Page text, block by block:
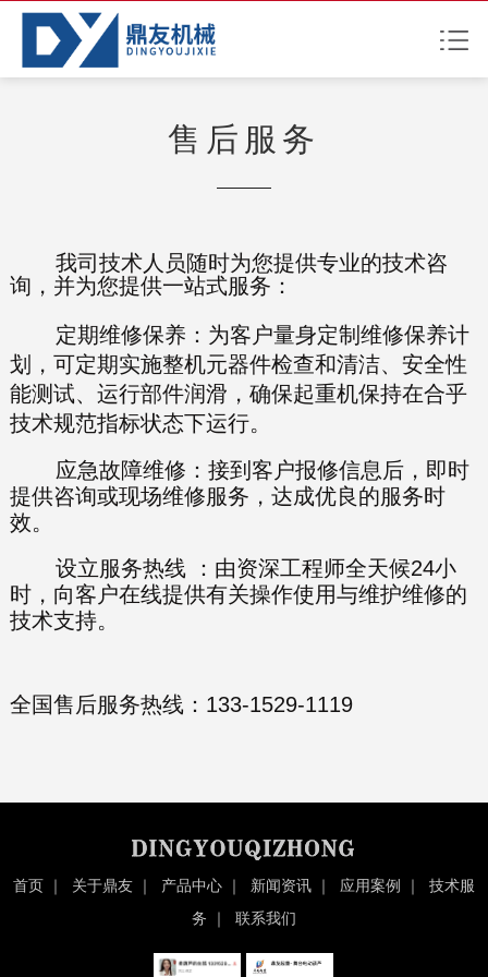
售后服务
我司技术人员随时为您提供专业的技术咨
询，并为您提供一站式服务：
定期维修保养：为客户量身定制维修保养计
划，可定期实施整机元器件检查和清洁、安全性
能测试、运行部件润滑，确保起重机保持在合乎
技术规范指标状态下运行。
应急故障维修：接到客户报修信息后，即时
提供咨询或现场维修服务，达成优良的服务时
效。
设立服务热线 ：由资深工程师全天候24小
时，向客户在线提供有关操作使用与维护维修的
技术支持。
全国售后服务热线：133-1529-1119
首页｜ 关于鼎友｜ 产品中心｜ 新闻资讯｜ 应用案例 ｜ 技术服
务 ｜ 联系我们